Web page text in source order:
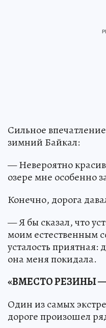
Сильное
зимний Байкал:
— Невероятно
озере мне особенно
Конечно, дорога
— Я бы сказал, что
моим естественным
усталость приятная:
она меня покидала.
«ВМЕСТО РЕЗИНЫ
Один из самых
дороге произошел